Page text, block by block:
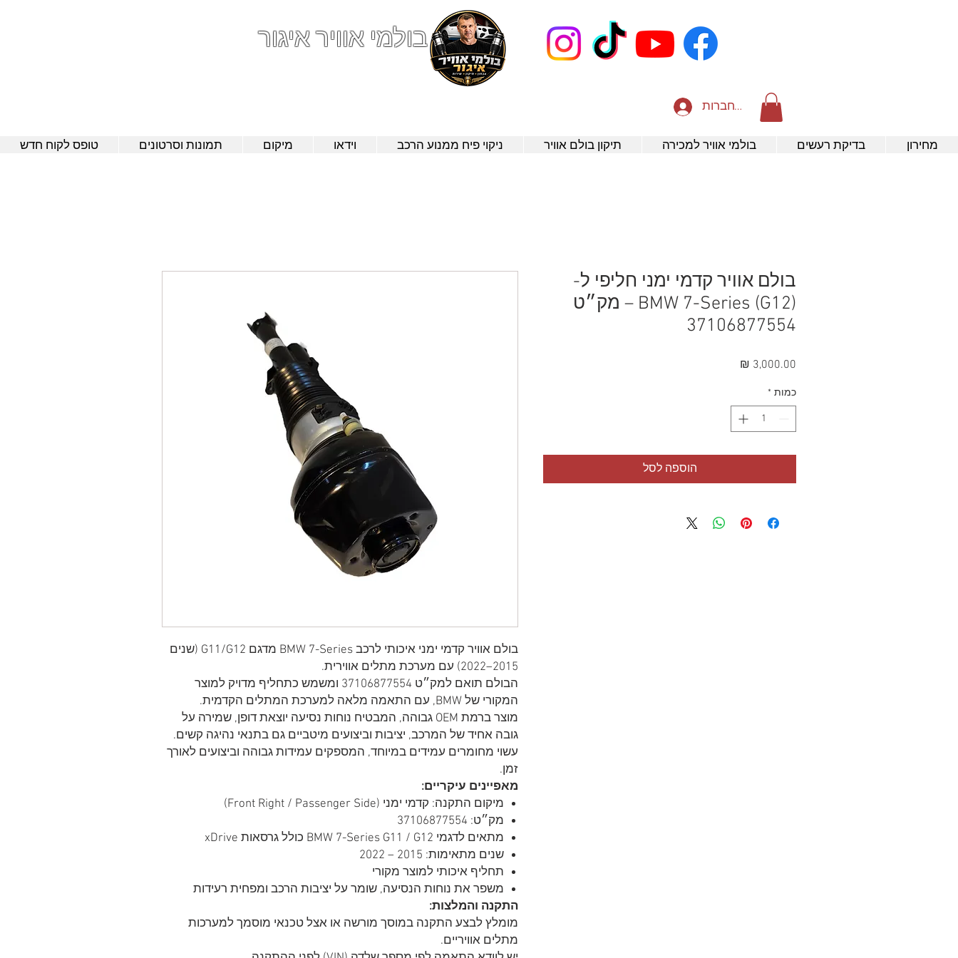
בולמי אוויר איגור
להתחברות
מחירון בדיקת רעשים בולמי אוויר למכירה תיקון בולם אוויר ניקוי פיח ממנוע הרכב וידאו מיקום תמונות וסרטונים טופס לקוח חדש
בולם אוויר קדמי ימני איכותי לרכב BMW 7-Series מדגם G11/G12 (שנים
2015–2022) עם מערכת מתלים אווירית.
הבולם תואם למק״ט 37106877554 ומשמש כתחליף מדויק למוצר
המקורי של BMW, עם התאמה מלאה למערכת המתלים הקדמית.
מוצר ברמת OEM גבוהה, המבטיח נוחות נסיעה יוצאת דופן, שמירה על
גובה אחיד של המרכב, יציבות וביצועים מיטביים גם בתנאי נהיגה קשים.
עשוי מחומרים עמידים במיוחד, המספקים עמידות גבוהה וביצועים לאורך
זמן.
מאפיינים עיקריים:
מיקום התקנה: קדמי ימני (Front Right / Passenger Side)
מק״ט: 37106877554
מתאים לדגמי BMW 7-Series G11 / G12 כולל גרסאות xDrive
שנים מתאימות: 2015 – 2022
תחליף איכותי למוצר מקורי
משפר את נוחות הנסיעה, שומר על יציבות הרכב ומפחית רעידות
התקנה והמלצות:
מומלץ לבצע התקנה במוסך מורשה או אצל טכנאי מוסמך למערכות
מתלים אוויריים.
בולם אוויר קדמי ימני חליפי ל-
BMW 7-Series (G12) – מק״ט
37106877554
כמות *
הוספה לסל